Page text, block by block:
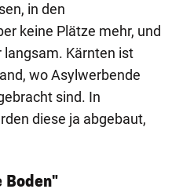
in den
keine Plätze mehr, und
langsam. Kärnten ist
wo Asylwerbende
sind. In
diese ja abgebaut,
Boden"